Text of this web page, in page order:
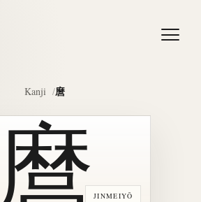
Kanji 麿
JINMEIYŌ